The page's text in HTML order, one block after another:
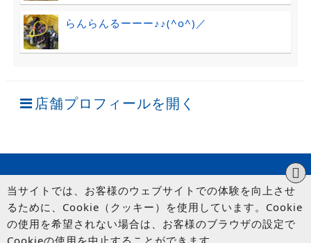
らんらんるーーー♪♪(^o^)／
店舗プロフィールを開く
当サイトでは、お客様のウェブサイトでの体験を向上させ
るために、Cookie（クッキー）を使用しています。Cookie
の使用を希望されない場合は、お客様のブラウザの設定で
Cookieの使用を中止することができます。